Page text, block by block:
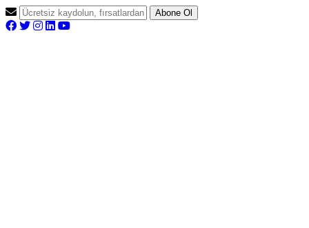
Abone Ol